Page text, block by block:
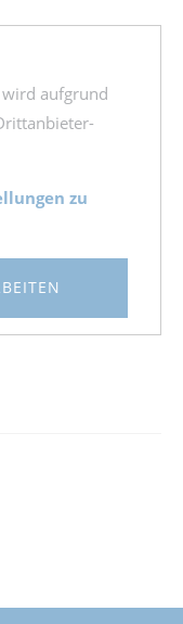
aufgrund
zu